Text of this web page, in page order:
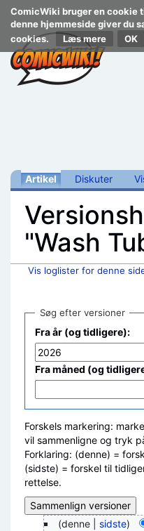
ComicWiki bruger en cookie
denne hjemmeside giver du
cookies.
Læs mere
Artikel Diskuter
"Wash
Vis loglister for denne
Søg efter versioner
Fra år (og tidligere):
Fra måned (og
Forskels markering:
vil sammenligne og tryk
Forklaring: (denne) =
(sidste) = forskel til
rettelse.
(denne | sidste)